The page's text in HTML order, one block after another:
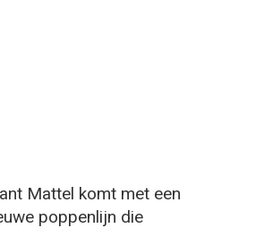
Mattel komt met een
poppenlijn die